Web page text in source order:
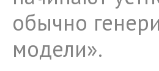
обычно
модели».